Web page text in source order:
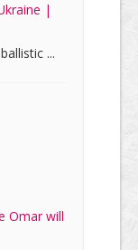
|
...
Omar will